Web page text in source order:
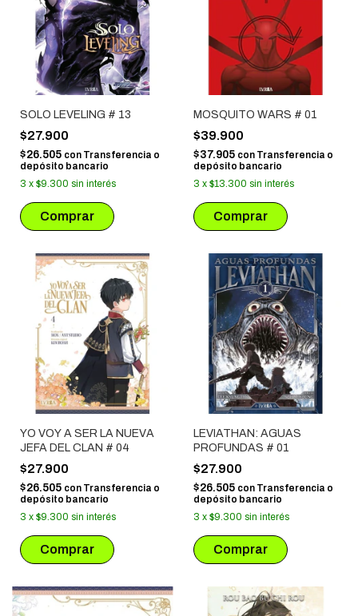
SOLO LEVELING # 13
$27.900
$26.505 con Transferencia o
depósito bancario
3 x $9.300 sin interés
MOSQUITO WARS # 01
$39.900
$37.905 con Transferencia o
depósito bancario
3 x $13.300 sin interés
YO VOY A SER LA NUEVA
JEFA DEL CLAN # 04
$27.900
$26.505 con Transferencia o
depósito bancario
3 x $9.300 sin interés
LEVIATHAN: AGUAS
PROFUNDAS # 01
$27.900
$26.505 con Transferencia o
depósito bancario
3 x $9.300 sin interés